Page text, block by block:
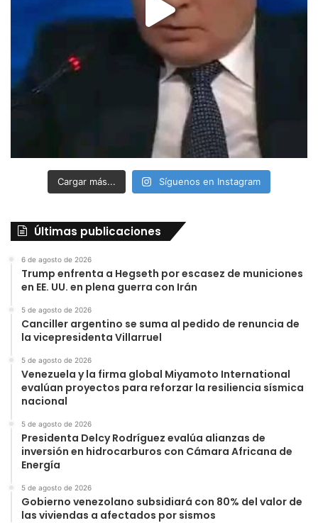
Cargar más... Síguenos en Instagram
Últimas publicaciones
6 de agosto de 2026
Trump enfrenta a Hegseth por escasez de municiones
en EE. UU. en plena guerra con Irán
5 de agosto de 2026
Canciller argentino se suma al pedido de renuncia de
la vicepresidenta Villarruel
5 de agosto de 2026
Venezuela y la firma global Miyamoto International
evalúan proyectos para reforzar la resiliencia sísmica
nacional
5 de agosto de 2026
Presidenta Delcy Rodríguez evalúa alianzas de
inversión en hidrocarburos con Cámara Africana de
Energía
5 de agosto de 2026
Gobierno venezolano subsidiará con 80% del valor de
las viviendas a afectados por sismos